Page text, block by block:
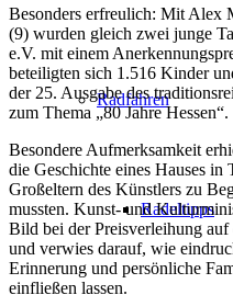
Radfahren
Radeltipps
Besonders erfreulich: Mit Alex
(9) wurden gleich zwei junge
e.V. mit einem
beteiligten sich 1.516 Kinder
der 25. Ausgabe des
zum Thema „80 Jahre Hessen“.
Besondere Aufmerksamkeit
die Geschichte eines Hauses in
Großeltern des Künstlers zu
mussten. Kunst- und
Bild bei der Preisverleihung
und verwies darauf, wie
Erinnerung und persönliche
einfließen lassen.